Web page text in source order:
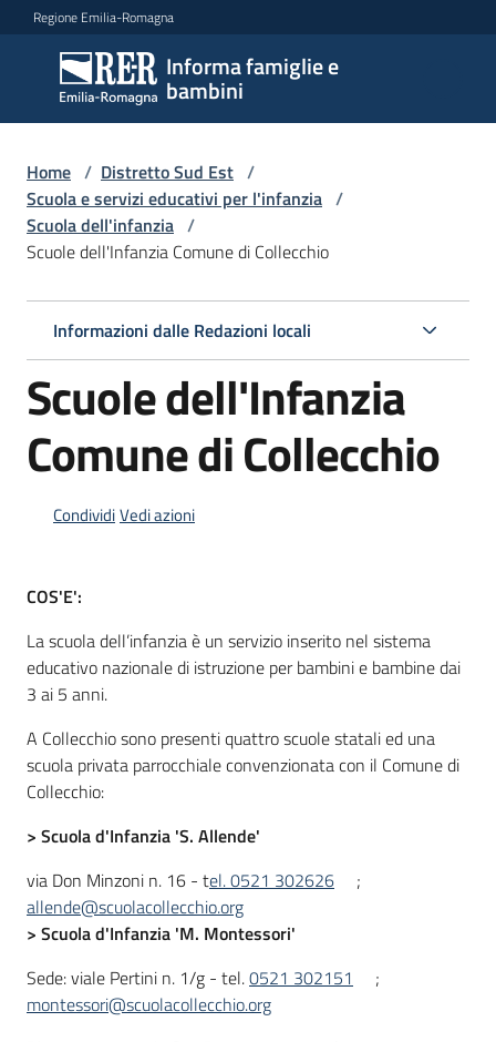
Vai al contenuto
Vai alla navigazione
Vai al footer
Regione Emilia-Romagna
Informa famiglie e
bambini
Informa
famiglie
e
bambini
Argomenti
Servizi
Centri
per
le
locali
Newsletter
Home / Distretto Sud Est /
Scuola e servizi educativi per l'infanzia /
Scuola dell'infanzia /
Scuole dell'Infanzia Comune di Collecchio
Informazioni dalle Redazioni locali
Scuole dell'Infanzia
Comune di Collecchio
CondividiVedi azioni
COS'E':
La scuola dell’infanzia è un servizio inserito nel sistema
educativo nazionale di istruzione per bambini e bambine dai
3 ai 5 anni.
A Collecchio sono presenti quattro scuole statali ed una
scuola privata parrocchiale convenzionata con il Comune di
Collecchio:
> Scuola d'Infanzia 'S. Allende'
via Don Minzoni n. 16 - tel. 0521 302626
;
allende@scuolacollecchio.org
> Scuola d'Infanzia 'M. Montessori'
Sede: viale Pertini n. 1/g - tel.0521 302151
;
montessori@scuolacollecchio.org